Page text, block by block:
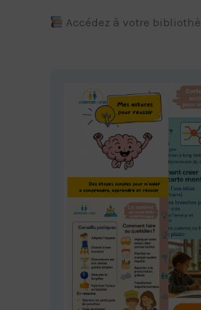
Accédez à votre